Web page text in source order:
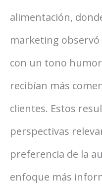
alimentación,
marketing observó
con un tono
recibían más
clientes. Estos
perspectivas
preferencia de la
enfoque más